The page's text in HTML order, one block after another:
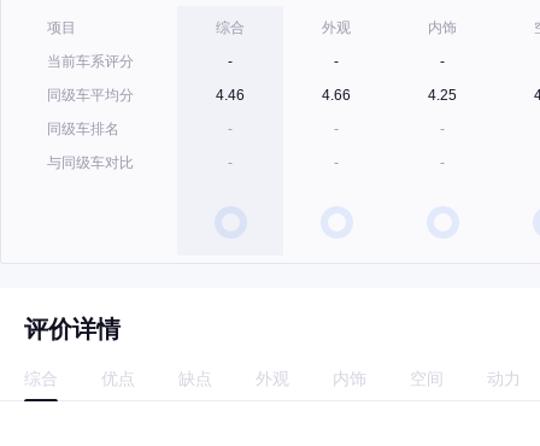
项目
当前车系评分
同级车平均分
同级车排名
与同级车对比
综合
-
4.46
-
-
外观
-
4.66
-
-
内饰
-
4.25
-
-
评价详情
综合 优点 缺点 外观 内饰 空间 动力